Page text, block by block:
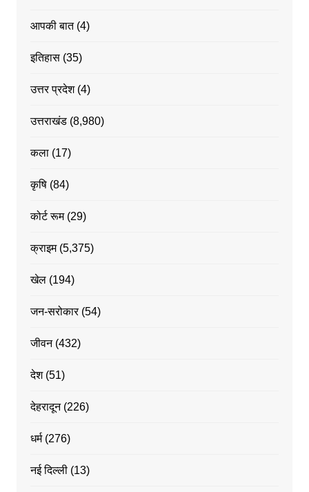
आपकी बात(4)
इतिहास(35)
उत्तर प्रदेश(4)
उत्तराखंड(8,980)
कला(17)
कृषि(84)
कोर्ट रूम(29)
क्राइम(5,375)
खेल(194)
जन-सरोकार(54)
जीवन(432)
देश(51)
देहरादून(226)
धर्म(276)
नई दिल्ली(13)